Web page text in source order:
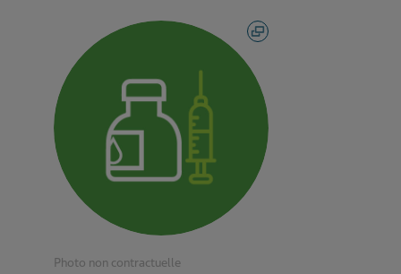
Photo non contractuelle